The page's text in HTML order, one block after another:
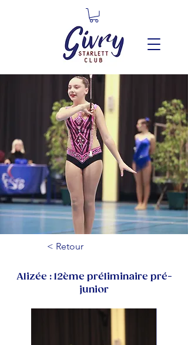
< Retour
Alizée : 12ème préliminaire pré-
junior